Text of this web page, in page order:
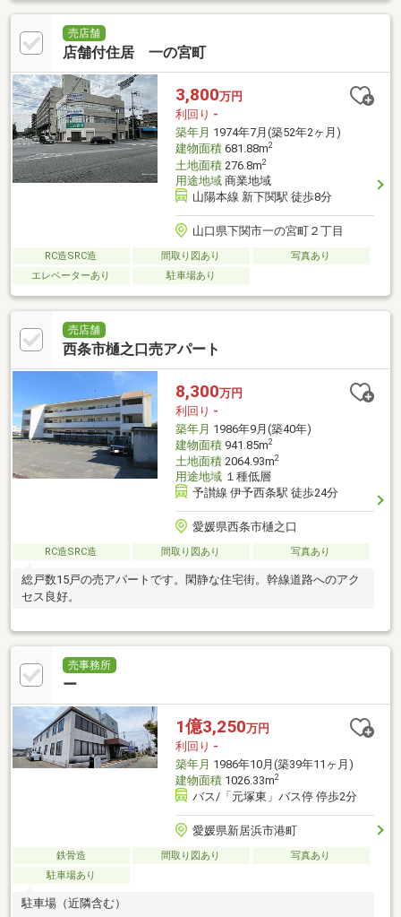
売店舗
店舗付住居 一の宮町
3,800万円
利回り -
築年月 1974年7月(築52年2ヶ月)
建物面積681.88m2
土地面積276.8m2
用途地域商業地域
山陽本線 新下関駅 徒歩8分
山口県下関市一の宮町２丁目
RC造SRC造 間取り図あり
写真あり
エレベーターあり
駐車場あり
売店舗
西条市樋之口売アパート
8,300万円
利回り -
築年月 1986年9月(築40年)
建物面積941.85m2
土地面積2064.93m2
用途地域１種低層
予讃線 伊予西条駅 徒歩24分
愛媛県西条市樋之口
RC造SRC造 間取り図あり 写真あり
総戸数15戸の売アパートです。閑静な住宅街。幹線道路へのアク
セス良好。
売事務所
ー
1億3,250万円
利回り -
築年月 1986年10月(築39年11ヶ月)
建物面積1026.33m2
バス/「元塚東」バス停 停歩2分
愛媛県新居浜市港町
鉄骨造 間取り図あり
写真あり
駐車場あり
駐車場（近隣含む）